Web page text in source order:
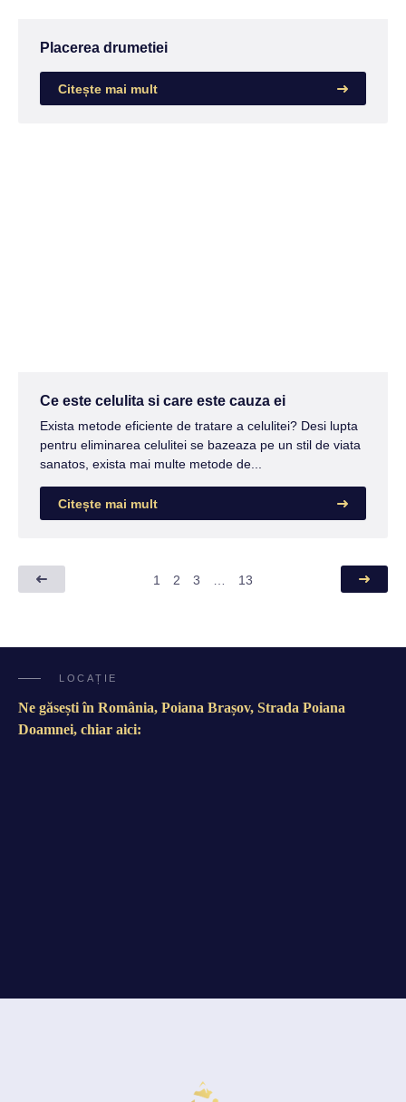
Placerea drumetiei
Citește mai mult
Ce este celulita si care este cauza ei
Exista metode eficiente de tratare a celulitei? Desi lupta
pentru eliminarea celulitei se bazeaza pe un stil de viata
sanatos, exista mai multe metode de...
Citește mai mult
1 2 3 13
LOCAȚIE
Ne găsești în România, Poiana Brașov, Strada Poiana
Doamnei, chiar aici: